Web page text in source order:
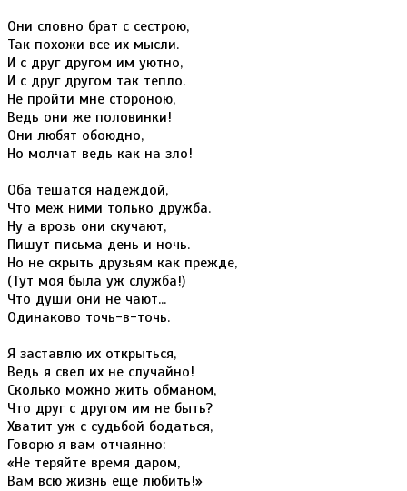
Они словно брат с сестрою,
Так похожи все их мысли.
И с друг другом им уютно,
И с друг другом так тепло.
Не пройти мне стороною,
Ведь они же половинки!
Они любят обоюдно,
Но молчат ведь как на зло!
Оба тешатся надеждой,
Что меж ними только дружба.
Ну а врозь они скучают,
Пишут письма день и ночь.
Но не скрыть друзьям как прежде,
(Тут моя была уж служба!)
Что души они не чают...
Одинаково точь-в-точь.
Я заставлю их открыться,
Ведь я свел их не случайно!
Сколько можно жить обманом,
Что друг с другом им не быть?
Хватит уж с судьбой бодаться,
Говорю я вам отчаянно:
«Не теряйте время даром,
Вам всю жизнь еще любить!»